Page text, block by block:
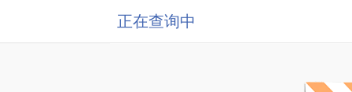
正在查询中